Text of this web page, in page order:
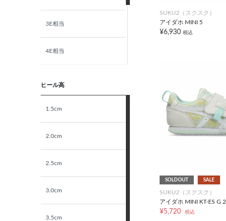
3E相当
4E相当
ヒール高
1.5cm
2.0cm
2.5cm
3.0cm
3.5cm
SUKU2（スクスク）
アイダホ MINI 5
¥6,930 税込
SOLDOUT SALE
SUKU2（スクスク）
アイダホ MINI KT-ES G 2
¥5,720 税込